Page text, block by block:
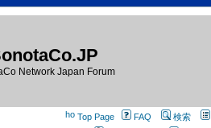
Network Japan Forum
Top Page FAQ
検索